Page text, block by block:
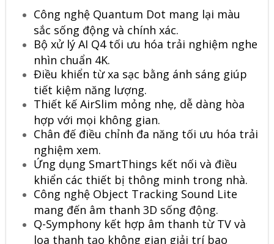
Công nghệ Quantum Dot mang lại màu
sắc sống động và chính xác.
Bộ xử lý AI Q4 tối ưu hóa trải nghiệm nghe
nhìn chuẩn 4K.
Điều khiển từ xa sạc bằng ánh sáng giúp
tiết kiệm năng lượng.
Thiết kế AirSlim mỏng nhẹ, dễ dàng hòa
hợp với mọi không gian.
Chân đế điều chỉnh đa năng tối ưu hóa trải
nghiệm xem.
Ứng dụng SmartThings kết nối và điều
khiển các thiết bị thông minh trong nhà.
Công nghệ Object Tracking Sound Lite
mang đến âm thanh 3D sống động.
Q-Symphony kết hợp âm thanh từ TV và
loa thanh tạo không gian giải trí bao